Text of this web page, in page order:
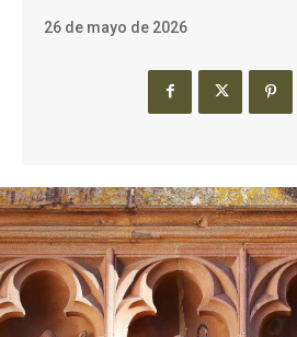
26 de mayo de 2026